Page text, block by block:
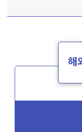
해